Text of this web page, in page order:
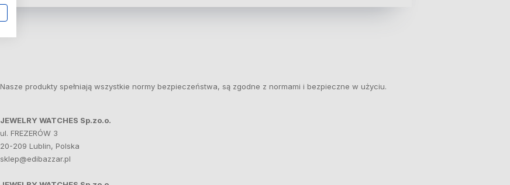
Nasze produkty spełniają wszystkie normy bezpieczeństwa, są zgodne z normami i bezpieczne w użyciu.
JEWELRY WATCHES Sp.zo.o.
ul. FREZERÓW 3
20-209 Lublin, Polska
sklep@edibazzar.pl